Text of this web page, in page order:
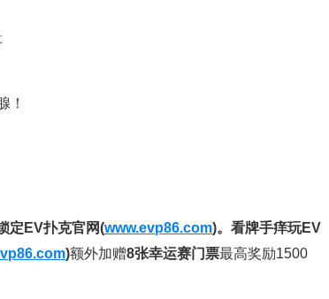
！
定EV扑克官网(www.evp86.com)。 看牌手痒玩EV
)额外加赠8张幸运赛门票最高奖励1500